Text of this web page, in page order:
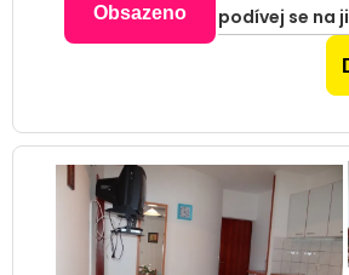
Obsazeno podívej se na